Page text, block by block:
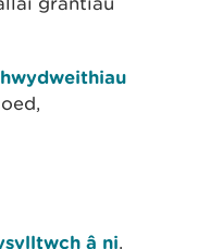
â ni.